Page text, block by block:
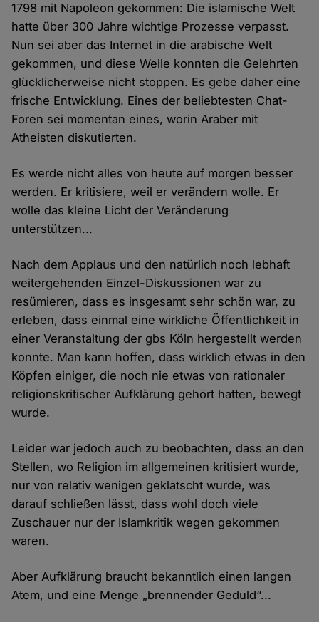
1798 mit Napoleon gekommen: Die islamische Welt
hatte über 300 Jahre wichtige Prozesse verpasst.
Nun sei aber das Internet in die arabische Welt
gekommen, und diese Welle konnten die Gelehrten
glücklicherweise nicht stoppen. Es gebe daher eine
frische Entwicklung. Eines der beliebtesten Chat-
Foren sei momentan eines, worin Araber mit
Atheisten diskutierten.
Es werde nicht alles von heute auf morgen besser
werden. Er kritisiere, weil er verändern wolle. Er
wolle das kleine Licht der Veränderung
unterstützen...
Nach dem Applaus und den natürlich noch lebhaft
weitergehenden Einzel-Diskussionen war zu
resümieren, dass es insgesamt sehr schön war, zu
erleben, dass einmal eine wirkliche Öffentlichkeit in
einer Veranstaltung der gbs Köln hergestellt werden
konnte. Man kann hoffen, dass wirklich etwas in den
Köpfen einiger, die noch nie etwas von rationaler
religionskritischer Aufklärung gehört hatten, bewegt
wurde.
Leider war jedoch auch zu beobachten, dass an den
Stellen, wo Religion im allgemeinen kritisiert wurde,
nur von relativ wenigen geklatscht wurde, was
darauf schließen lässt, dass wohl doch viele
Zuschauer nur der Islamkritik wegen gekommen
waren.
Aber Aufklärung braucht bekanntlich einen langen
Atem, und eine Menge „brennender Geduld“...